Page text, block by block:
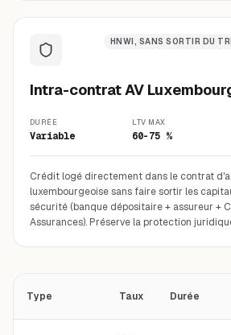
HNWI, SANS SORTIR DU
Intra-contrat AV
DURÉE
Variable
LTV MAX
60-75 %
Crédit logé directement dans le contrat
luxembourgeoise sans faire sortir les
sécurité (banque dépositaire + assureur +
Assurances). Préserve la protection
Type Taux Durée